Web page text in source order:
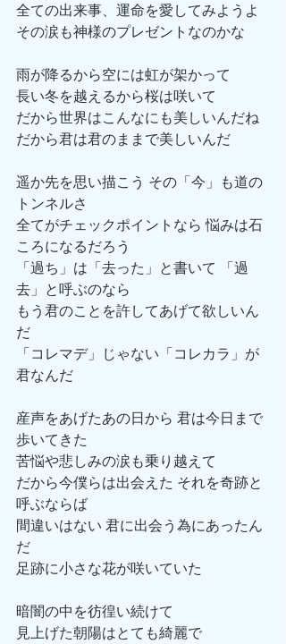
全ての出来事、運命を愛してみようよ
その涙も神様のプレゼントなのかな
雨が降るから空には虹が架かって
長い冬を越えるから桜は咲いて
だから世界はこんなにも美しいんだね
だから君は君のままで美しいんだ
遥か先を思い描こう その「今」も道の
トンネルさ
全てがチェックポイントなら 悩みは石
ころになるだろう
「過ち」は「去った」と書いて 「過
去」と呼ぶのなら
もう君のことを許してあげて欲しいん
だ
「コレマデ」じゃない「コレカラ」が
君なんだ
産声をあげたあの日から 君は今日まで
歩いてきた
苦悩や悲しみの涙も乗り越えて
だから今僕らは出会えた それを奇跡と
呼ぶならば
間違いはない 君に出会う為にあったん
だ
足跡に小さな花が咲いていた
暗闇の中を彷徨い続けて
見上げた朝陽はとても綺麗で